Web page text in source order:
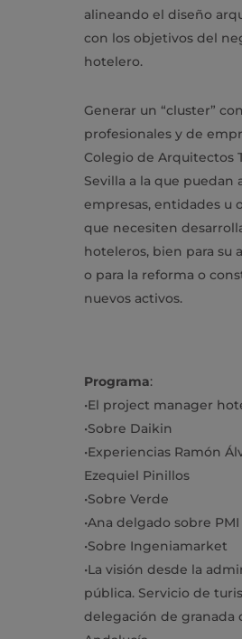
alineando el diseño
con los objetivos del
hotelero.
Generar un “cluster”
profesionales y de
Colegio de Arquitectos
Sevilla a la que puedan
empresas, entidades u
que necesiten
hoteleros, bien para su
o para la reforma o
nuevos activos.
Programa:
•El project manager
•Sobre Daikin
•Experiencias Ramón
Ezequiel Pinillos
•Sobre Verde
•Ana delgado sobre PMI
•Sobre Ingeniamarket
•La visión desde la
pública. Servicio de
delegación de granada